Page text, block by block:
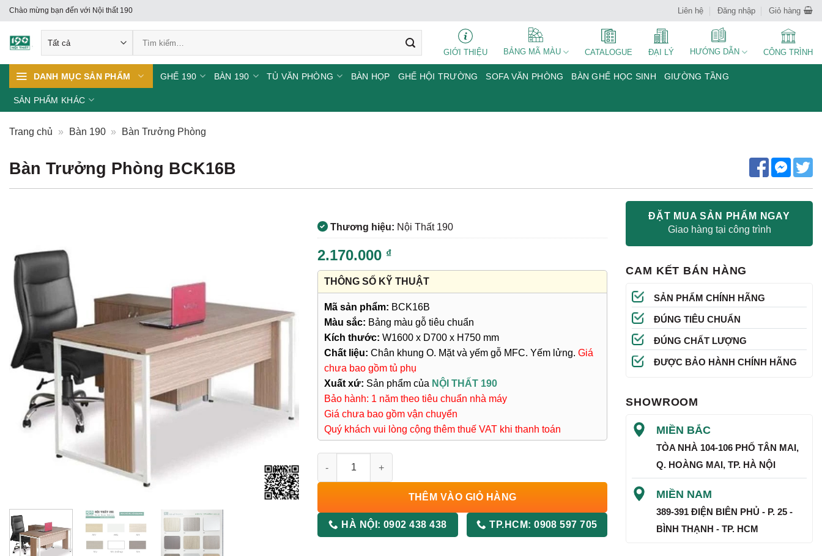
Skip
to
content
Chào mừng bạn đến với Nội thất 190 Liên hệ Đăng nhập Giỏ hàng
kiếm:
GIỚI THIỆU BẢNG MÃ MÀU CATALOGUE ĐẠI LÝ HƯỚNG DẪN CÔNG TRÌNH
DANH MỤC SẢN PHẨM GHẾ 190 BÀN 190 TỦ VĂN PHÒNG BÀN HỌP GHẾ HỘI TRƯỜNG SOFA VĂN PHÒNG BÀN GHẾ HỌC SINH GIƯỜNG TẦNG
SẢN PHẨM KHÁC
Trang chủ » Bàn 190 » Bàn Trưởng Phòng
Bàn Trưởng Phòng BCK16B
Thương hiệu: Nội Thất 190
2.170.000 ₫
THÔNG SỐ KỸ THUẬT
Mã sản phẩm: BCK16B
Màu sắc: Bảng màu gỗ tiêu chuẩn
Kích thước: W1600 x D700 x H750 mm
Chất liệu: Chân khung O. Mặt và yếm gỗ MFC. Yếm lửng. Giá
chưa bao gồm tủ phụ
Xuất xứ: Sản phẩm của NỘI THẤT 190
Bảo hành: 1 năm theo tiêu chuẩn nhà máy
Giá chưa bao gồm vận chuyển
Quý khách vui lòng cộng thêm thuế VAT khi thanh toán
THÊM VÀO GIỎ HÀNG
HÀ NỘI: 0902 438 438 TP.HCM:0908 597 705
ĐẶT MUA SẢN PHẨM NGAY
Giao hàng tại công trình
CAM KẾT BÁN HÀNG
SẢN PHẨM CHÍNH HÃNG
ĐÚNG TIÊU CHUẨN
ĐÚNG CHẤT LƯỢNG
ĐƯỢC BẢO HÀNH CHÍNH HÃNG
SHOWROOM
MIỀN BẮC
TÒA NHÀ 104-106 PHỐ TÂN MAI,
Q. HOÀNG MAI, TP. HÀ NỘI
MIỀN NAM
389-391 ĐIỆN BIÊN PHỦ - P. 25 -
BÌNH THẠNH - TP. HCM